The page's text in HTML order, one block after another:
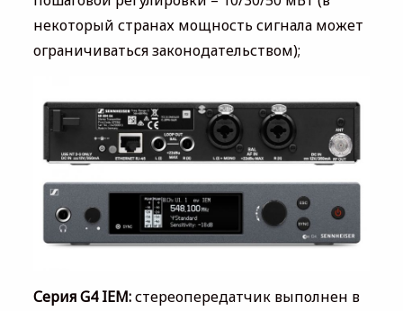
некоторый странах мощность сигнала может
ограничиваться законодательством);
Серия G4 IEM:стереопередатчик выполнен в